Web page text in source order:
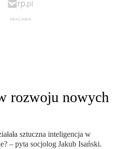
rozwoju nowych
sztuczna inteligencja w
– pyta socjolog Jakub Isański.